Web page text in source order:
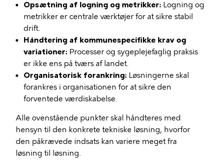
Opsætning af logning og metrikker: Logning og
metrikker er centrale værktøjer for at sikre stabil
drift.
Håndtering af kommunespecifikke krav og
variationer: Processer og sygeplejefaglig praksis
er ikke ens på tværs af landet.
Organisatorisk forankring: Løsningerne skal
forankres i organisationen for at sikre den
forventede værdiskabelse.
Alle ovenstående punkter skal håndteres med
hensyn til den konkrete tekniske løsning, hvorfor
den påkrævede indsats kan variere meget fra
løsning til løsning.